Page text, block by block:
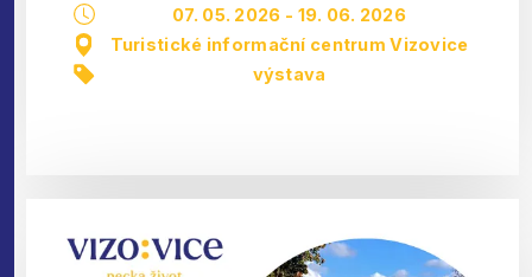
07. 05. 2026 - 19. 06. 2026
Turistické informační centrum Vizovice
výstava